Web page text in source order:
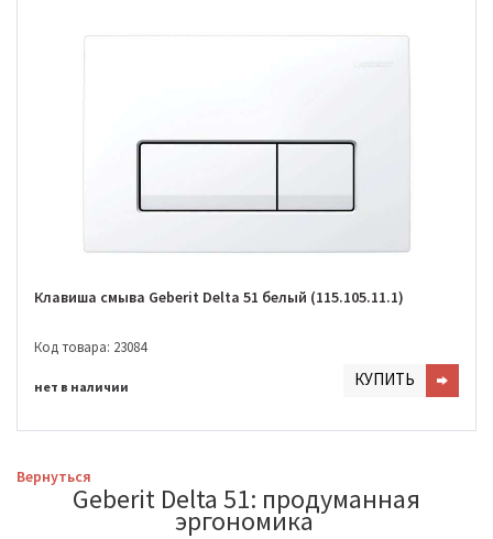
Geberit Delta 51: продуманная
эргономика
Клавиша смыва Geberit Delta 51 белый (115.105.11.1)
Код товара: 23084
нет в наличии КУПИТЬ
Вернуться